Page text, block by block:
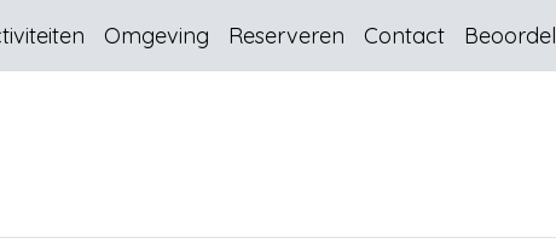
Omgeving Reserveren Contact